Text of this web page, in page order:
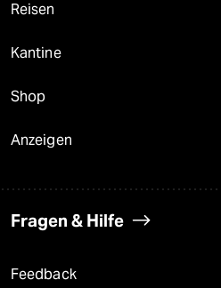
Reisen
Kantine
Shop
Anzeigen
Fragen & Hilfe
Feedback